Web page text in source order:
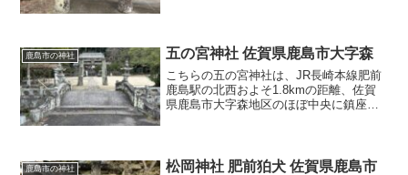
と、常広の田
鹿島市の神社 五の宮神社 佐賀県鹿島市大字森
こちらの五の宮神社は、JR長崎本線肥前
鹿島駅の北西およそ1.8kmの距離、佐賀
県鹿島市大字森地区のほぼ中央に鎮座さ
1.3km
鹿島市の神社
松岡神社 肥前狛犬 佐賀県鹿島市